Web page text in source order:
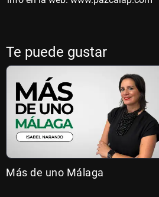
Te puede gustar
Más de uno Málaga